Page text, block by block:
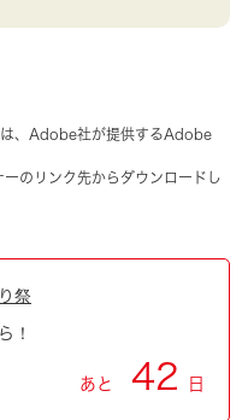
は、Adobe社が提供するAdobe
のリンク先からダウンロードし
祭
！
あと 42 日